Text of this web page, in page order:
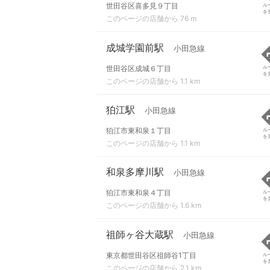
世田谷区喜多見９丁目
このページの店舗から 76 m
ル
を
成城学園前駅 小田急線
世田谷区成城６丁目
このページの店舗から 1.1 km
ル
を
狛江駅 小田急線
狛江市東和泉１丁目
このページの店舗から 1.1 km
ル
を
和泉多摩川駅 小田急線
狛江市東和泉４丁目
このページの店舗から 1.6 km
ル
を
祖師ヶ谷大蔵駅 小田急線
東京都世田谷区祖師谷1丁目
このページの店舗から 2.1 km
ル
を